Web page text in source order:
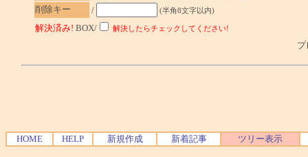
削除キー / (半角8文字以内)
解決済み! BOX/ 解決したらチェックしてください!
プ
HOME HELP 新規作成 新着記事 ツリー表示